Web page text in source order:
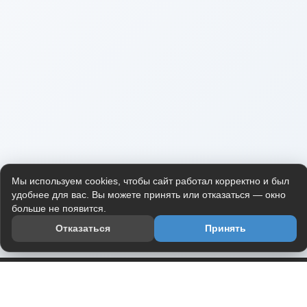
Мы используем cookies, чтобы сайт работал корректно и был
удобнее для вас. Вы можете принять или отказаться — окно
больше не появится.
Отказаться
Принять